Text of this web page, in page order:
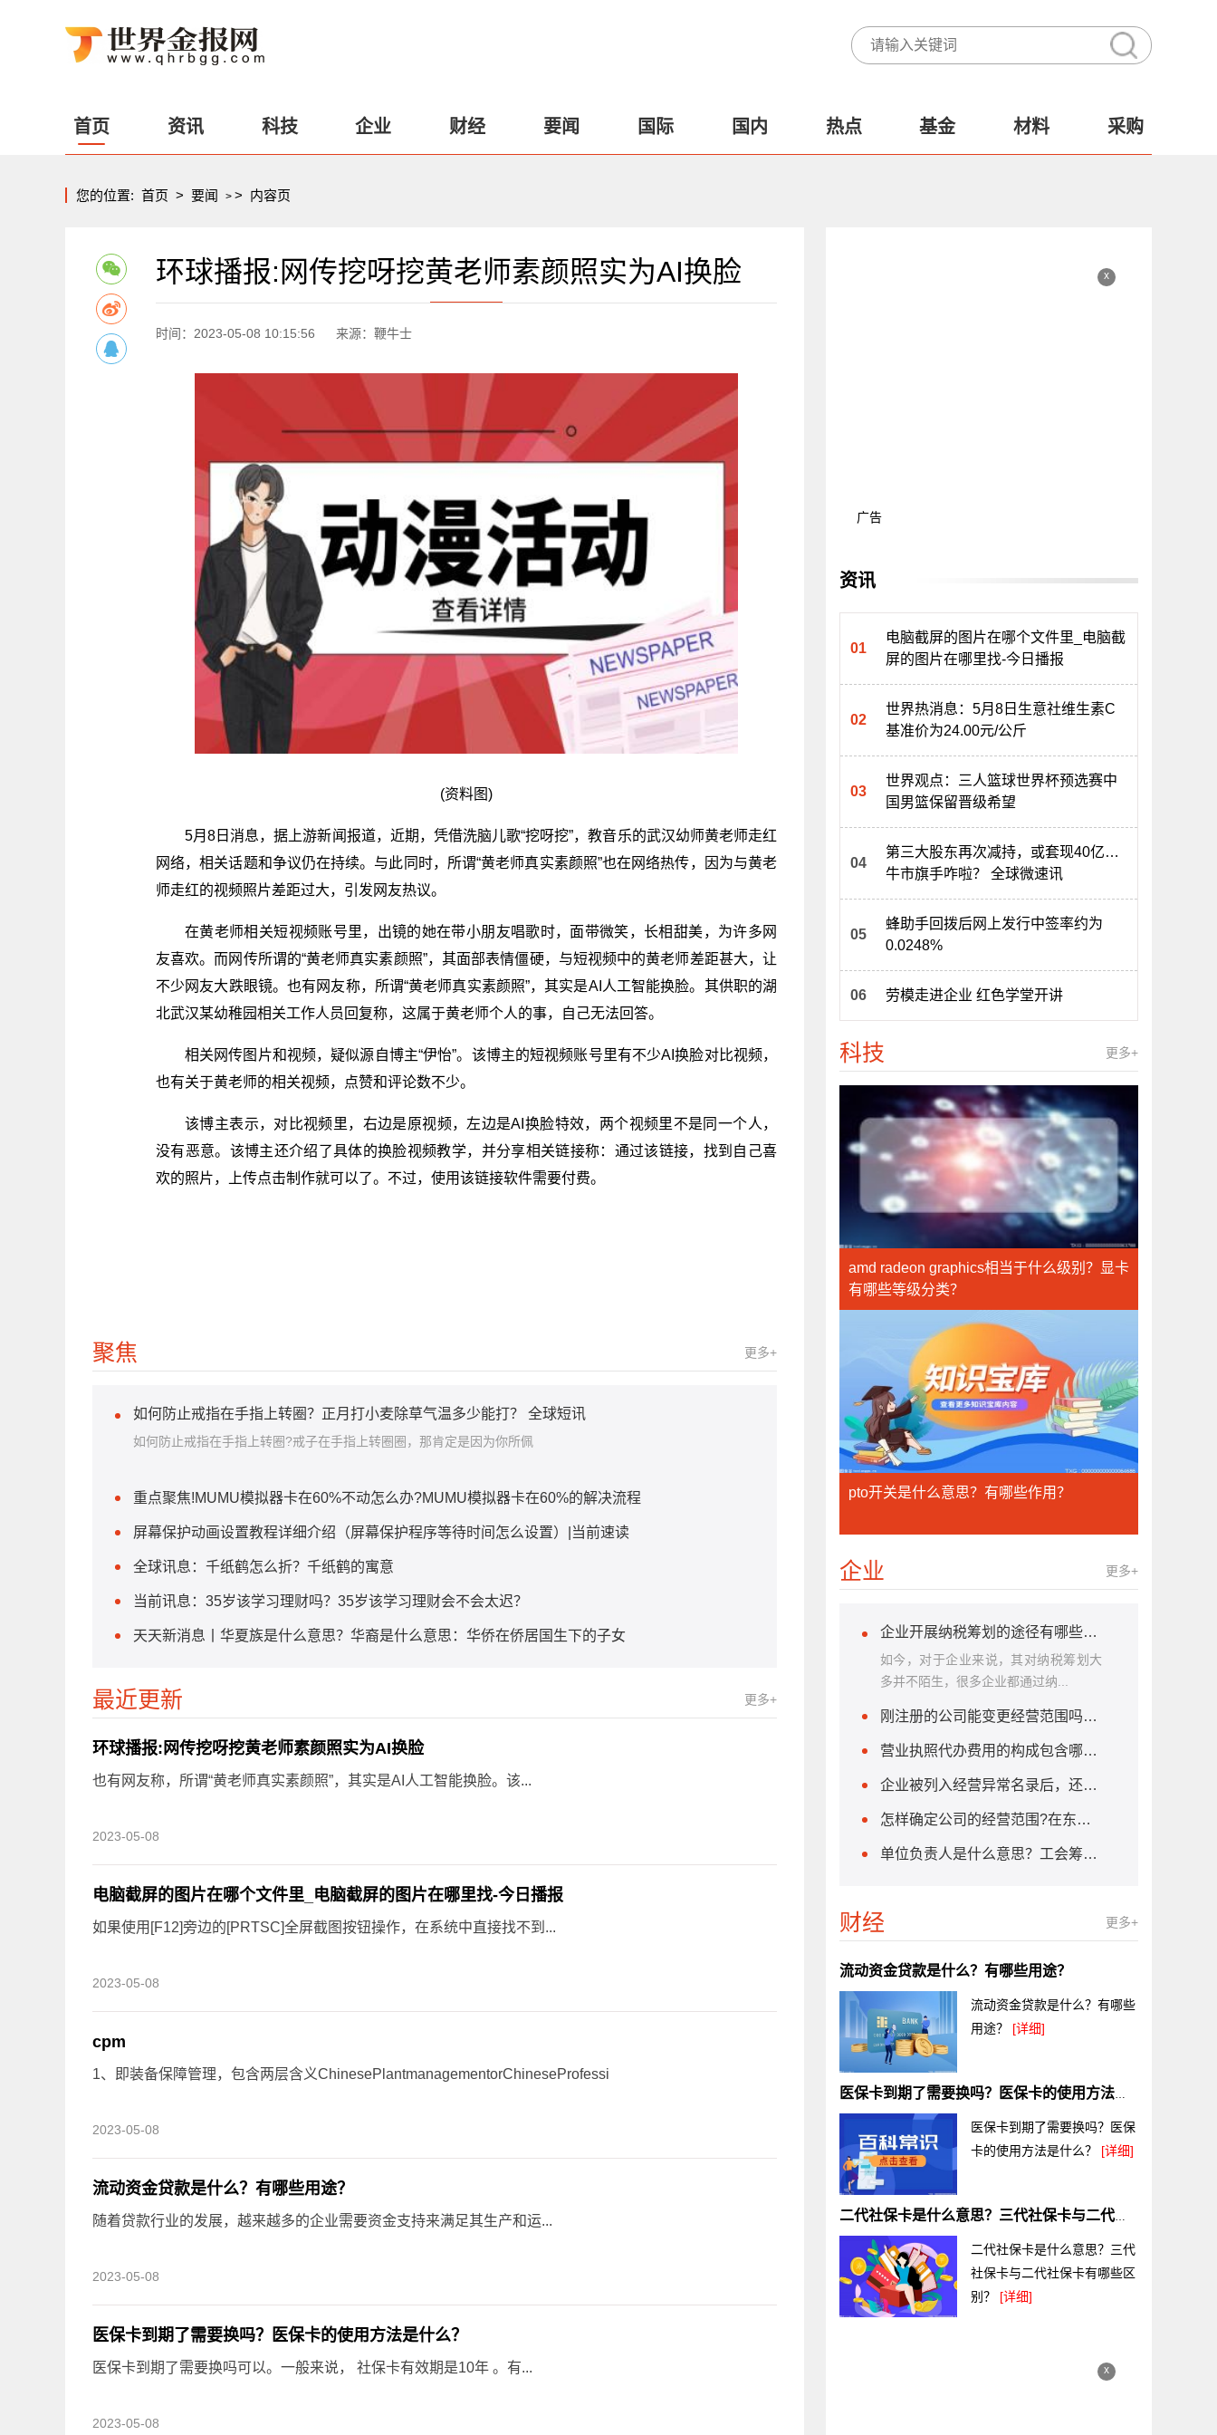
首页 资讯 科技 企业 财经 要闻 国际 国内 热点 基金 材料 采购
您的位置: 首页 > 要闻 > > 内容页
环球播报:网传挖呀挖黄老师素颜照实为AI换脸
时间：2023-05-08 10:15:56 来源：鞭牛士
(资料图)
5月8日消息，据上游新闻报道，近期，凭借洗脑儿歌“挖呀挖”，教音乐的武汉幼师黄老师走红
网络，相关话题和争议仍在持续。与此同时，所谓“黄老师真实素颜照”也在网络热传，因为与黄老
师走红的视频照片差距过大，引发网友热议。
在黄老师相关短视频账号里，出镜的她在带小朋友唱歌时，面带微笑，长相甜美，为许多网
友喜欢。而网传所谓的“黄老师真实素颜照”，其面部表情僵硬，与短视频中的黄老师差距甚大，让
不少网友大跌眼镜。也有网友称，所谓“黄老师真实素颜照”，其实是AI人工智能换脸。其供职的湖
北武汉某幼稚园相关工作人员回复称，这属于黄老师个人的事，自己无法回答。
相关网传图片和视频，疑似源自博主“伊怡”。该博主的短视频账号里有不少AI换脸对比视频，
也有关于黄老师的相关视频，点赞和评论数不少。
该博主表示，对比视频里，右边是原视频，左边是AI换脸特效，两个视频里不是同一个人，
没有恶意。该博主还介绍了具体的换脸视频教学，并分享相关链接称：通过该链接，找到自己喜
欢的照片，上传点击制作就可以了。不过，使用该链接软件需要付费。
聚焦 更多+
如何防止戒指在手指上转圈？正月打小麦除草气温多少能打？ 全球短讯
如何防止戒指在手指上转圈?戒子在手指上转圈圈，那肯定是因为你所佩
重点聚焦!MUMU模拟器卡在60%不动怎么办?MUMU模拟器卡在60%的解决流程
屏幕保护动画设置教程详细介绍（屏幕保护程序等待时间怎么设置）|当前速读
全球讯息：千纸鹤怎么折？千纸鹤的寓意
当前讯息：35岁该学习理财吗？35岁该学习理财会不会太迟？
天天新消息丨华夏族是什么意思？华裔是什么意思：华侨在侨居国生下的子女
最近更新 更多+
环球播报:网传挖呀挖黄老师素颜照实为AI换脸
也有网友称，所谓“黄老师真实素颜照”，其实是AI人工智能换脸。该...
2023-05-08
电脑截屏的图片在哪个文件里_电脑截屏的图片在哪里找-今日播报
如果使用[F12]旁边的[PRTSC]全屏截图按钮操作，在系统中直接找不到...
2023-05-08
cpm
1、即装备保障管理，包含两层含义ChinesePlantmanagementorChineseProfessi
2023-05-08
流动资金贷款是什么？有哪些用途？
随着贷款行业的发展，越来越多的企业需要资金支持来满足其生产和运...
2023-05-08
医保卡到期了需要换吗？医保卡的使用方法是什么？
医保卡到期了需要换吗可以。一般来说， 社保卡有效期是10年 。有...
2023-05-08
x
广告
资讯
电脑截屏的图片在哪个文件里_电脑截
屏的图片在哪里找-今日播报
世界热消息：5月8日生意社维生素C
基准价为24.00元/公斤
世界观点：三人篮球世界杯预选赛中
国男篮保留晋级希望
第三大股东再次减持，或套现40亿…
牛市旗手咋啦？ 全球微速讯
蜂助手回拨后网上发行中签率约为
0.0248%
劳模走进企业 红色学堂开讲
科技 更多+
amd radeon graphics相当于什么级别？显卡
有哪些等级分类？
pto开关是什么意思？有哪些作用？
企业 更多+
企业开展纳税筹划的途径有哪些?税收优惠的主要方式是什么？
如今，对于企业来说，其对纳税筹划大
多并不陌生，很多企业都通过纳...
刚注册的公司能变更经营范围吗?公司经营范围变更流程是什么？
营业执照代办费用的构成包含哪些方面？营业执照代办费用的标准是什么？
企业被列入经营异常名录后，还能开发票吗？企业被列入经营异常名录的原因有哪些？
怎样确定公司的经营范围?在东莞注册公司需要注意什么?
单位负责人是什么意思？工会筹备金可以不交吗
财经 更多+
流动资金贷款是什么？有哪些用途？
流动资金贷款是什么？有哪些
用途？ [详细]
医保卡到期了需要换吗？医保卡的使用方法是什么？
医保卡到期了需要换吗？医保
卡的使用方法是什么？ [详细]
二代社保卡是什么意思？三代社保卡与二代社保卡有哪些区别？
二代社保卡是什么意思？三代
社保卡与二代社保卡有哪些区
别？ [详细]
x